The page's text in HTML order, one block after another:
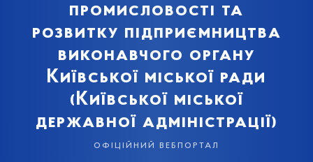
промисловості та
розвитку підприємництва
виконавчого органу
Київської міської ради
(Київської міської
державної адміністрації)
офіційний вебпортал